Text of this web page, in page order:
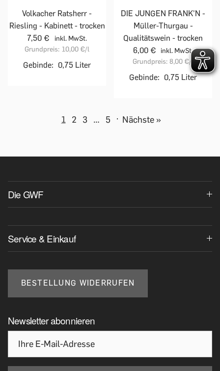
Volkacher Ratsherr -
Riesling - Kabinett - trocken
7,50 €
inkl. MwSt.
Grundpreis: 10,00 €/l
Gebinde: 0,75 Liter
DIE JUNGEN FRANK'N -
Müller-Thurgau -
Qualitätswein - trocken
6,00 €
inkl. MwSt.
Grundpreis: 8,00 €/l
Gebinde: 0,75 Liter
1 2 3 … 5 · Nächste »
Die GWF
Service & Einkauf
BESTELLUNG WIDERRUFEN
Newsletter abonnieren